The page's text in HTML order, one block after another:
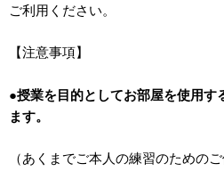
ご利用ください。
【注意事項】
●授業を目的としてお部屋を使用す
ます。
（あくまでご本人の練習のための